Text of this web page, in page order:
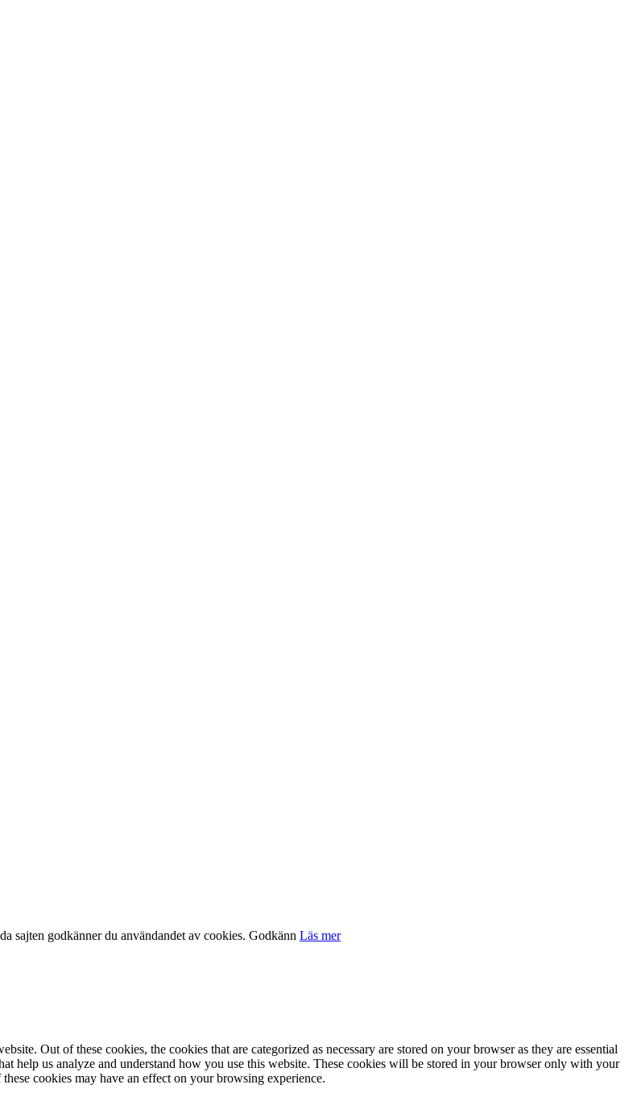
sajten godkänner du användandet av cookies. Godkänn Läs mer
Out of these cookies, the cookies that are categorized as necessary are stored on your browser as they are essential
help us analyze and understand how you use this website. These cookies will be stored in your browser only with your
cookies may have an effect on your browsing experience.